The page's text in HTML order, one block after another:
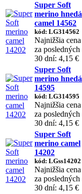
Super Soft
merino hnedá
camel 14562
kód: LG314562
Najnižšia cena
za posledných
30 dní: 4,15 €
Super Soft
merino hnedá
14595
kód: LG314595
Najnižšia cena
za posledných
30 dní: 4,15 €
Super Soft
merino camel
14202
kód: LGss14202
Najnižšia cena
za posledných
30 dní: 4,15 €